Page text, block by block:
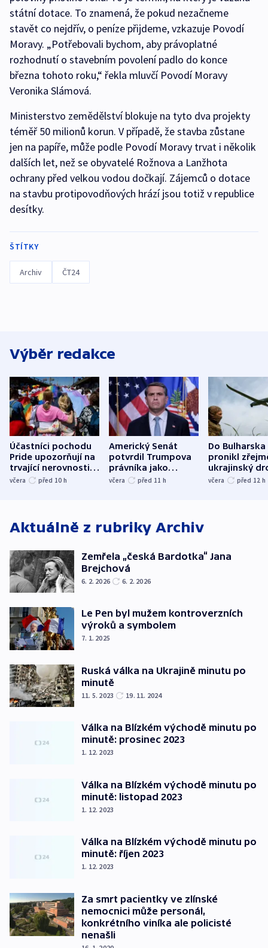
státní dotace. To znamená, že pokud nezačneme
stavět co nejdřív, o peníze přijdeme, vzkazuje Povodí
Moravy. „Potřebovali bychom, aby právoplatné
rozhodnutí o stavebním povolení padlo do konce
března tohoto roku,“ řekla mluvčí Povodí Moravy
Veronika Slámová.
Ministerstvo zemědělství blokuje na tyto dva projekty
téměř 50 milionů korun. V případě, že stavba zůstane
jen na papíře, může podle Povodí Moravy trvat i několik
dalších let, než se obyvatelé Rožnova a Lanžhota
ochrany před velkou vodou dočkají. Zájemců o dotace
na stavbu protipovodňových hrází jsou totiž v republice
desítky.
ŠTÍTKY
Archiv ČT24
Výběr redakce
Účastníci pochodu
Pride upozorňují na
trvající nerovnosti i
společenskou
včera před 10 h
Americký Senát
potvrdil Trumpova
právníka jako
ministra
včera před 11 h
Do Bulharska
pronikl
ukrajinský
explodoval
včera před 12 h
Aktuálně z rubriky Archiv
Zemřela „česká Bardotka“ Jana
Brejchová
6. 2. 2026 6. 2. 2026
Le Pen byl mužem kontroverzních
výroků a symbolem
7. 1. 2025
Ruská válka na Ukrajině minutu po
minutě
11. 5. 2023 19. 11. 2024
Válka na Blízkém východě minutu po
minutě: prosinec 2023
1. 12. 2023
Válka na Blízkém východě minutu po
minutě: listopad 2023
1. 12. 2023
Válka na Blízkém východě minutu po
minutě: říjen 2023
1. 12. 2023
Za smrt pacientky ve zlínské
nemocnici může personál,
konkrétního viníka ale policisté
nenašli